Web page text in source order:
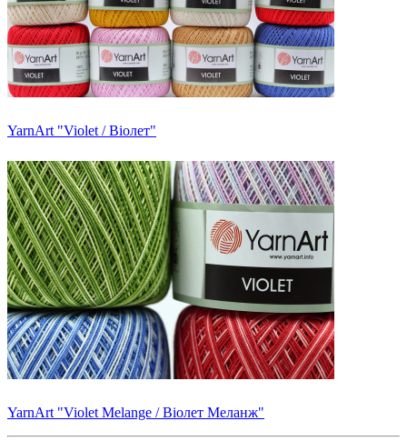
YarnArt "Violet / Віолет"
YarnArt "Violet Melange / Віолет Меланж"